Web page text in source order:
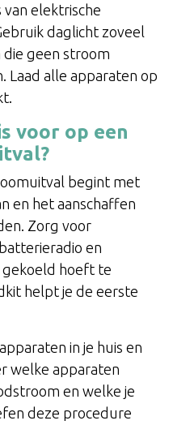
elektrische
daglicht zoveel
die geen stroom
Laad alle apparaten op
voor op een
begint met
en het aanschaffen
Zorg voor
en
hoeft te
helpt je de eerste
in je huis en
welke apparaten
en welke je
deze procedure